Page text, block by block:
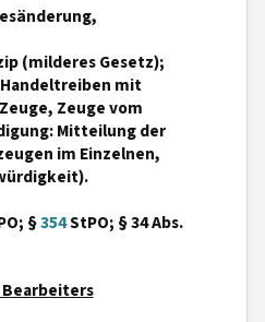
(milderes Gesetz);
mit
Zeuge vom
Mitteilung der
im Einzelnen,
§354StPO; § 34 Abs.